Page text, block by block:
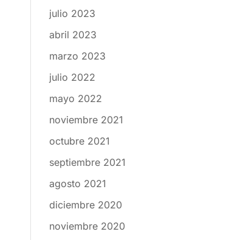
julio 2023
abril 2023
marzo 2023
julio 2022
mayo 2022
noviembre 2021
octubre 2021
septiembre 2021
agosto 2021
diciembre 2020
noviembre 2020